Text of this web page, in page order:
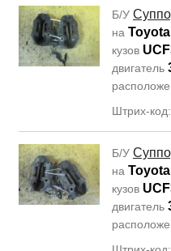
Б/У
на
кузов
двигатель
Штрих-
Б/У
на
кузов
двигатель